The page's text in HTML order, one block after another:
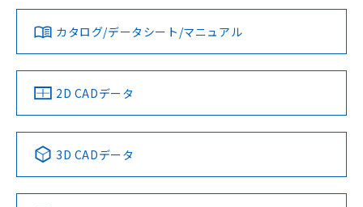
ダウンロードデータをご利用いただく前に、以下を必ずお読
みください。
ソフトウェアの使用条件
対応済み
中国 RoHS 注意事項・凡例
Pb Hg Cd Cr(VI)
LR型式承認
（イギリス
船舶規格）
DNV型式承認
（ノルウェー
BV型式承認
（フランス
KR型式
（韓国
Yes No No No
この製品の規格認証/適合状況ページへ
その他の認証はこちらのページからご検索ください
カタログ/データシート/マニュアル
2D CADデータ
3D CADデータ